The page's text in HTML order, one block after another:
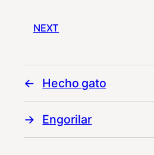
NEXT
Hecho gato
Engorilar